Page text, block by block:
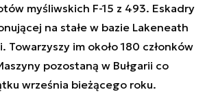
myśliwskich F-15 z 493. Eskadry
na stałe w bazie Lakeneath
Towarzyszy im około 180 członków
pozostaną w Bułgarii co
września bieżącego roku.